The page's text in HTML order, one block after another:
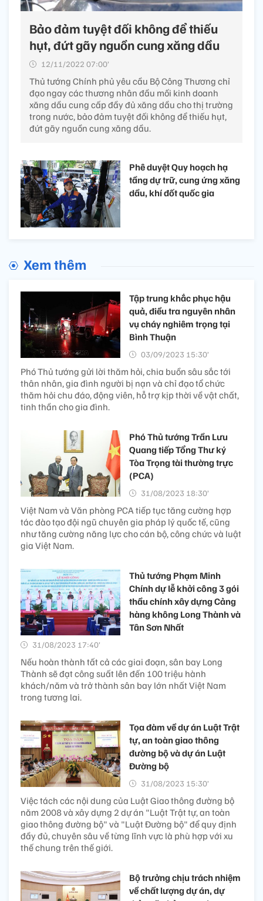
Bảo đảm tuyệt đối không để thiếu
hụt, đứt gãy nguồn cung xăng dầu
12/11/2022 07:00’
Thủ tướng Chính phủ yêu cầu Bộ Công Thương chỉ
đạo ngay các thương nhân đầu mối kinh doanh
xăng dầu cung cấp đầy đủ xăng dầu cho thị trường
trong nước, bảo đảm tuyệt đối không để thiếu hụt,
đứt gãy nguồn cung xăng dầu.
Phê duyệt Quy hoạch hạ
tầng dự trữ, cung ứng xăng
dầu, khí đốt quốc gia
Xem thêm
Tập trung khắc phục hậu
quả, điều tra nguyên nhân
vụ cháy nghiêm trọng tại
Bình Thuận
03/09/2023 15:30’
Phó Thủ tướng gửi lời thăm hỏi, chia buồn sâu sắc tới
thân nhân, gia đình người bị nạn và chỉ đạo tổ chức
thăm hỏi chu đáo, động viên, hỗ trợ kịp thời về vật chất,
tinh thần cho gia đình.
Phó Thủ tướng Trần Lưu
Quang tiếp Tổng Thư ký
Tòa Trọng tài thường trực
(PCA)
31/08/2023 18:30’
Việt Nam và Văn phòng PCA tiếp tục tăng cường hợp
tác đào tạo đội ngũ chuyên gia pháp lý quốc tế, cũng
như tăng cường năng lực cho cán bộ, công chức và luật
gia Việt Nam.
Thủ tướng Phạm Minh
Chính dự lễ khởi công 3 gói
thầu chính xây dựng Cảng
hàng không Long Thành và
Tân Sơn Nhất
31/08/2023 17:40’
Nếu hoàn thành tất cả các giai đoạn, sân bay Long
Thành sẽ đạt công suất lên đến 100 triệu hành
khách/năm và trở thành sân bay lớn nhất Việt Nam
trong tương lai.
Tọa đàm về dự án Luật Trật
tự, an toàn giao thông
đường bộ và dự án Luật
Đường bộ
31/08/2023 15:30’
Việc tách các nội dung của Luật Giao thông đường bộ
năm 2008 và xây dựng 2 dự án "Luật Trật tự, an toàn
giao thông đường bộ" và "Luật Đường bộ" để quy định
đầy đủ, chuyên sâu về từng lĩnh vực là phù hợp với xu
thế chung trên thế giới.
Bộ trưởng chịu trách nhiệm
về chất lượng dự án, dự